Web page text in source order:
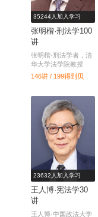
35244人加入学习
张明楷·刑法学100
讲
张明楷·刑法学者，清
华大学法学院教授
146讲 / 199得到贝
23632人加入学习
王人博·宪法学30
讲
王人博·中国政法大学